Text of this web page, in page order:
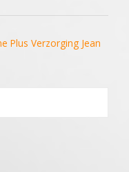
Plus Verzorging Jean